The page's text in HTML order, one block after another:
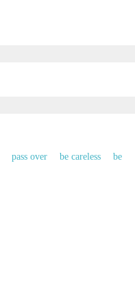
pass over be careless
be